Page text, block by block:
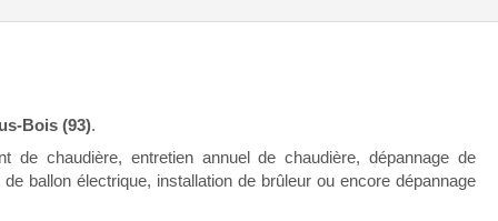
Bois (93).
de chaudière, entretien annuel de chaudière, dépannage de
ballon électrique, installation de brûleur ou encore dépannage